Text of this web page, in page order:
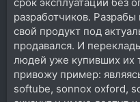
разработчиков.
свой продукт под
продавался. И
людей уже купивших их
привожу пример:
softube, sonnox oxford,